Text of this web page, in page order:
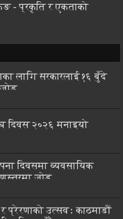
- प्रकृति र एकताको
लागि सरकारलाई १६ बुँदे
दिवस २०२६ मनाइयो
दिवसमा व्यवसायिक
जोड
प्रेरणाको उत्सवः काठमाडौं